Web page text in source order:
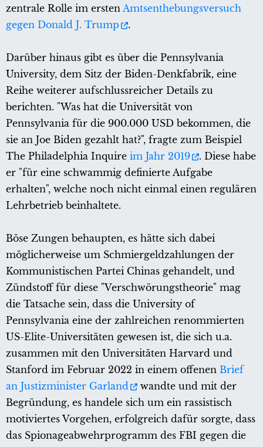
zentrale Rolle im ersten Amtsenthebungsversuch
gegen Donald J. Trump
.
Darüber hinaus gibt es über die Pennsylvania
University, dem Sitz der Biden-Denkfabrik, eine
Reihe weiterer aufschlussreicher Details zu
berichten. "Was hat die Universität von
Pennsylvania für die 900.000 USD bekommen, die
sie an Joe Biden gezahlt hat?", fragte zum Beispiel
The Philadelphia Inquire im Jahr 2019
. Diese habe
er "für eine schwammig definierte Aufgabe
erhalten", welche noch nicht einmal einen regulären
Lehrbetrieb beinhaltete.
Böse Zungen behaupten, es hätte sich dabei
möglicherweise um Schmiergeldzahlungen der
Kommunistischen Partei Chinas gehandelt, und
Zündstoff für diese "Verschwörungstheorie" mag
die Tatsache sein, dass die University of
Pennsylvania eine der zahlreichen renommierten
US-Elite-Universitäten gewesen ist, die sich u.a.
zusammen mit den Universitäten Harvard und
Stanford im Februar 2022 in einem offenen Brief
an Justizminister Garland
wandte und mit der
Begründung, es handele sich um ein rassistisch
motiviertes Vorgehen, erfolgreich dafür sorgte, dass
das Spionageabwehrprogramm des FBI gegen die